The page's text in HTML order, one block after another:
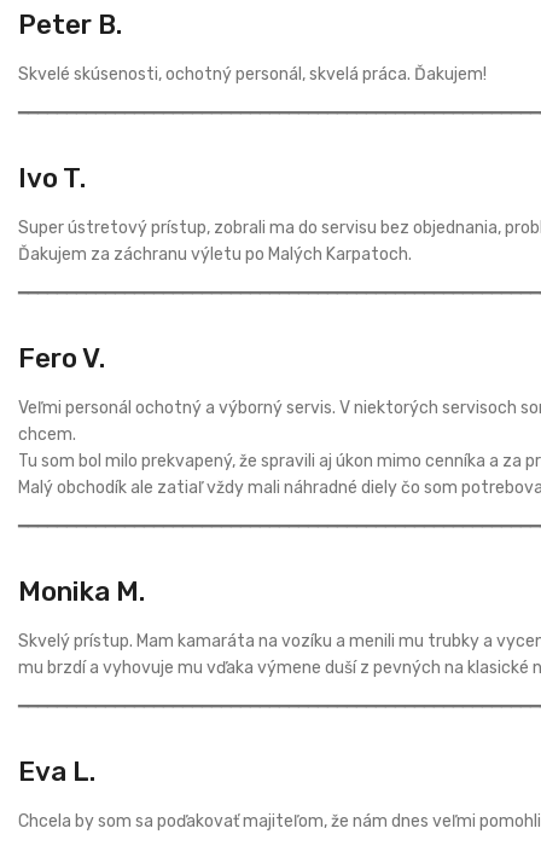
Peter B.
Skvelé skúsenosti, ochotný personál, skvelá práca. Ďakujem!
Ivo T.
Super ústretový prístup, zobrali ma do servisu bez objednania,
Ďakujem za záchranu výletu po Malých Karpatoch.
Fero V.
Veľmi personál ochotný a výborný servis. V niektorých servisoch
chcem.
Tu som bol milo prekvapený, že spravili aj úkon mimo cenníka a za
Malý obchodík ale zatiaľ vždy mali náhradné diely čo som
Monika M.
Skvelý prístup. Mam kamaráta na vozíku a menili mu trubky a
mu brzdí a vyhovuje mu vďaka výmene duší z pevných na klasické
Eva L.
Chcela by som sa poďakovať majiteľom, že nám dnes veľmi